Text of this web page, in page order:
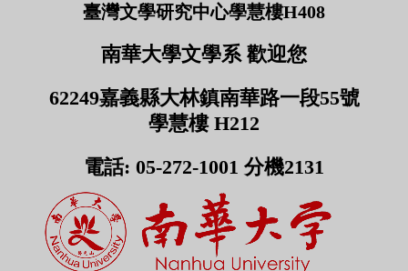
臺灣文學研究中心學慧樓H408
南華大學文學系 歡迎您
62249嘉義縣大林鎮南華路一段55號
學慧樓 H212
電話: 05-272-1001 分機2131